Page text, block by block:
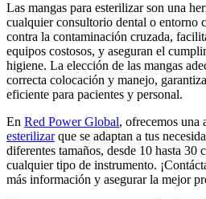
Las mangas para esterilizar son una
cualquier consultorio dental o entorno
contra la contaminación cruzada,
equipos costosos, y aseguran el
higiene. La elección de las mangas
correcta colocación y manejo,
eficiente para pacientes y personal.
En Red Power Global, ofrecemos una
esterilizarque se adaptan a tus
diferentes tamaños, desde 10 hasta 30
cualquier tipo de instrumento.
más información y asegurar la mejor